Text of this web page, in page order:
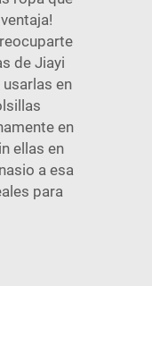
de Jiayi
en
en
ellas en
a esa
para